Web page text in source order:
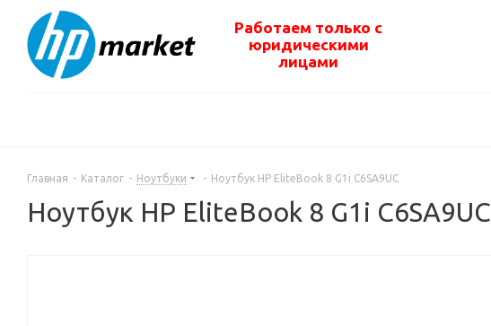
Работаем только с
юридическими
лицами
Главная - Каталог - Ноутбуки - Ноутбук HP EliteBook 8 G1i C6SA9UC
Ноутбук HP EliteBook 8 G1i C6SA9UC